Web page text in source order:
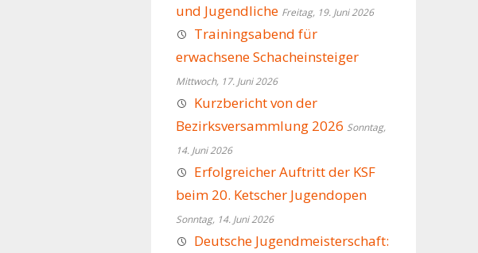
und Jugendliche Freitag, 19. Juni 2026
Trainingsabend für
erwachsene Schacheinsteiger
Mittwoch, 17. Juni 2026
Kurzbericht von der
Bezirksversammlung 2026 Sonntag,
14. Juni 2026
Erfolgreicher Auftritt der KSF
beim 20. Ketscher Jugendopen
Sonntag, 14. Juni 2026
Deutsche Jugendmeisterschaft: